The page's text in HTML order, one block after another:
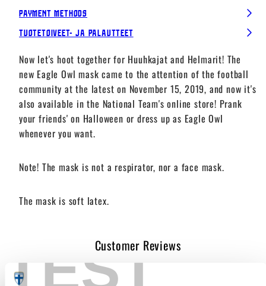
TEST
Payment Methods
Tuotetoiveet- ja palautteet
Now let's hoot together for Huuhkajat and Helmarit! The
new Eagle Owl mask came to the attention of the football
community at the latest on November 15, 2019, and now it's
also available in the National Team's online store! Prank
your friends' on Halloween or dress up as Eagle Owl
whenever you want.
Note! The mask is not a respirator, nor a face mask.
The mask is soft latex.
Customer Reviews
Be the first to write a review